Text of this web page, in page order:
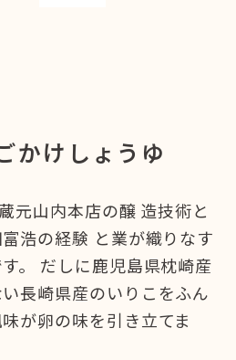
かけしょうゆ
元山内本店の醸 造技術と
富浩の経験 と業が織りなす
。 だしに鹿児島県枕崎産
長崎県産のいりこをふん
が卵の味を引き立てま